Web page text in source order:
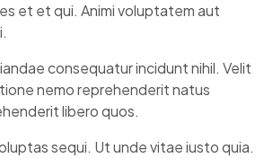
et et qui. Animi voluptatem aut
consequatur incidunt nihil. Velit
nemo reprehenderit natus
libero quos.
sequi. Ut unde vitae iusto quia.